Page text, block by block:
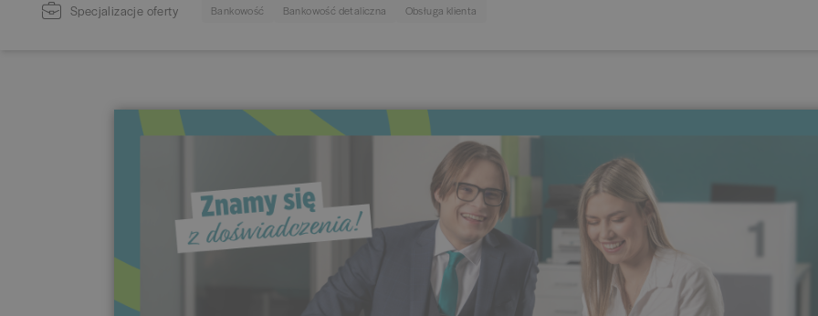
Specjalizacje oferty Bankowość Bankowość detaliczna Obsługa klienta